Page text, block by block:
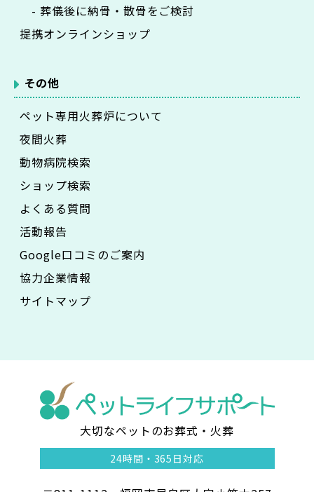
- 葬儀後に納骨・散骨をご検討
提携オンラインショップ
その他
ペット専用火葬炉について
夜間火葬
動物病院検索
ショップ検索
よくある質問
活動報告
Google口コミのご案内
協力企業情報
サイトマップ
ッ
大切なペットのお葬式・火葬
24時間・ 365日対応